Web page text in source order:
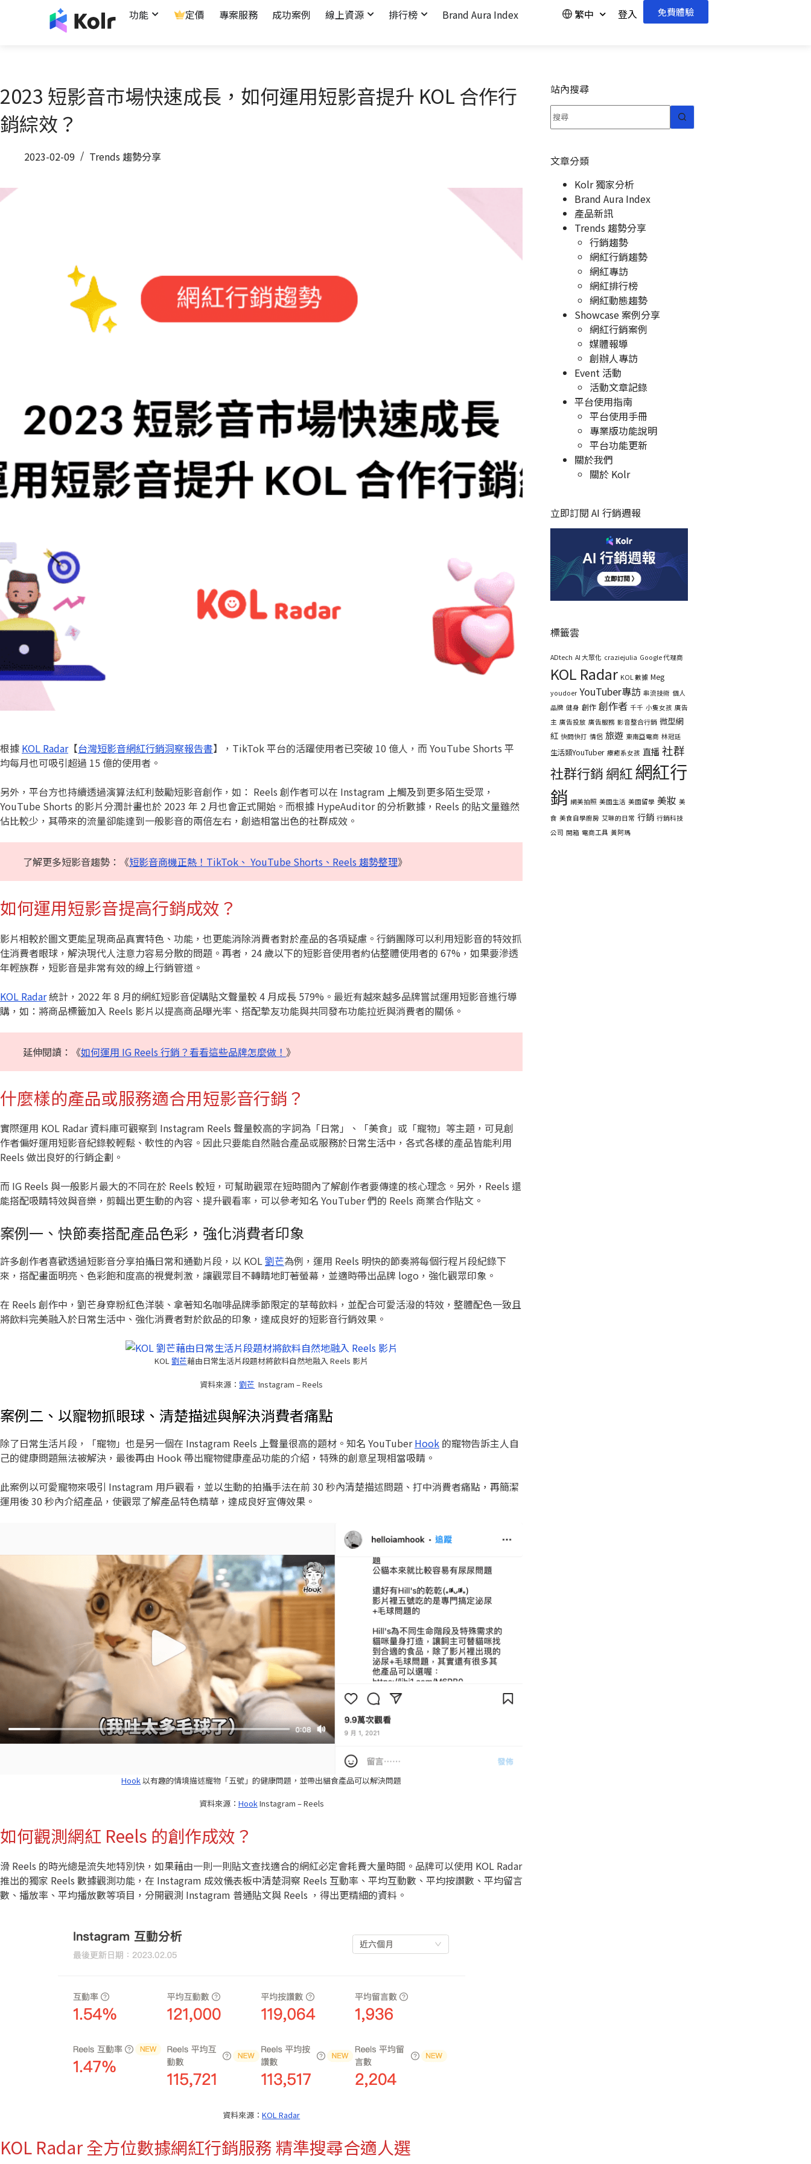
功能 定價 專案服務 成功案例 線上資源 排行榜 Brand Aura Index 繁中 登入 免費體驗
2023 短影音市場快速成長，如何運用短影音提升 KOL 合作行
銷綜效？
2023-02-09 Trends 趨勢分享
根據 KOL Radar【台灣短影音網紅行銷洞察報告書】，TikTok 平台的活躍使用者已突破 10 億人，而 YouTube Shorts 平
均每月也可吸引超過 15 億的使用者。
另外，平台方也持續透過演算法紅利鼓勵短影音創作，如： Reels 創作者可以在 Instagram 上觸及到更多陌生受眾，
YouTube Shorts 的影片分潤計畫也於 2023 年 2 月也會正式開始。而根據 HypeAuditor 的分析數據，Reels 的貼文量雖然
佔比較少，其帶來的流量卻能達到一般影音的兩倍左右，創造相當出色的社群成效。
了解更多短影音趨勢：《短影音商機正熱！TikTok、 YouTube Shorts、Reels 趨勢整理》
如何運用短影音提高行銷成效？
影片相較於圖文更能呈現商品真實特色、功能，也更能消除消費者對於產品的各項疑慮。行銷團隊可以利用短影音的特效抓
住消費者眼球，解決現代人注意力容易分散的問題。再者，24 歲以下的短影音使用者約佔整體使用者的 67%，如果要滲透
年輕族群，短影音是非常有效的線上行銷管道。
KOL Radar統計，2022 年 8 月的網紅短影音促購貼文聲量較 4 月成長 579%。最近有越來越多品牌嘗試運用短影音進行導
購，如：將商品標籤加入 Reels 影片以提高商品曝光率、搭配摯友功能與共同發布功能拉近與消費者的關係。
延伸閱讀：《如何運用 IG Reels 行銷？看看這些品牌怎麼做！ 》
什麼樣的產品或服務適合用短影音行銷？
實際運用 KOL Radar 資料庫可觀察到 Instagram Reels 聲量較高的字詞為「日常」、「美食」或「寵物」等主題，可見創
作者偏好運用短影音紀錄較輕鬆、軟性的內容。因此只要能自然融合產品或服務於日常生活中，各式各樣的產品皆能利用
Reels 做出良好的行銷企劃。
而 IG Reels 與一般影片最大的不同在於 Reels 較短，可幫助觀眾在短時間內了解創作者要傳達的核心理念。另外，Reels 還
能搭配吸睛特效與音樂，剪輯出更生動的內容、提升觀看率，可以參考知名 YouTuber 們的 Reels 商業合作貼文。
案例一、快節奏搭配產品色彩，強化消費者印象
許多創作者喜歡透過短影音分享拍攝日常和通勤片段，以 KOL劉芒為例，運用 Reels 明快的節奏將每個行程片段紀錄下
來，搭配畫面明亮、色彩飽和度高的視覺刺激，讓觀眾目不轉睛地盯著螢幕，並適時帶出品牌 logo，強化觀眾印象。
在 Reels 創作中，劉芒身穿粉紅色洋裝、拿著知名咖啡品牌季節限定的草莓飲料，並配合可愛活潑的特效，整體配色一致且
將飲料完美融入於日常生活中、強化消費者對於飲品的印象，達成良好的短影音行銷效果。
KOL劉芒藉由日常生活片段題材將飲料自然地融入 Reels 影片
資料來源：劉芒 Instagram – Reels
案例二、以寵物抓眼球、清楚描述與解決消費者痛點
除了日常生活片段，「寵物」也是另一個在 Instagram Reels 上聲量很高的題材。知名 YouTuberHook 的寵物告訴主人自
己的健康問題無法被解決，最後再由 Hook 帶出寵物健康產品功能的介紹，特殊的創意呈現相當吸睛。
此案例以可愛寵物來吸引 Instagram 用戶觀看，並以生動的拍攝手法在前 30 秒內清楚描述問題、打中消費者痛點，再簡潔
運用後 30 秒內介紹產品，使觀眾了解產品特色精華，達成良好宣傳效果。
Hook 以有趣的情境描述寵物「五號」的健康問題，並帶出貓食產品可以解決問題
資料來源： HookInstagram – Reels
如何觀測網紅 Reels 的創作成效？
滑 Reels 的時光總是流失地特別快，如果藉由一則一則貼文查找適合的網紅必定會耗費大量時間。品牌可以使用 KOL Radar
推出的獨家 Reels 數據觀測功能，在 Instagram 成效儀表板中清楚洞察 Reels 互動率、平均互動數、平均按讚數、平均留言
數、播放率、平均播放數等項目，分開觀測 Instagram 普通貼文與 Reels ，得出更精細的資料。
資料來源：KOL Radar
KOL Radar 全方位數據網紅行銷服務 精準搜尋合適人選
站內搜尋
文章分類
Kolr 獨家分析
Brand Aura Index
產品新訊
Trends 趨勢分享
行銷趨勢
網紅行銷趨勢
網紅專訪
網紅排行榜
網紅動態趨勢
Showcase 案例分享
網紅行銷案例
媒體報導
創辦人專訪
Event 活動
活動文章記錄
平台使用指南
平台使用手冊
專業版功能說明
平台功能更新
關於我們
關於 Kolr
立即訂閱 AI 行銷週報
標籤雲
ADtech AI 大眾化 craziejulia Google 代理商
KOL Radar KOL 數據 Meg
youdoer YouTuber專訪 串流技術 個人
品牌 健身 創作 創作者 千千 小隻女孩 廣告
主 廣告投放 廣告服務 影音整合行銷 微型網
紅 快問快打 情侶 旅遊 東南亞電商 林冠廷
生活類YouTuber 療癒系女孩 直播 社群
社群行銷網紅網紅行
銷 網美拍照 美國生活 美國留學 美妝 美
食 美食自學廚房 艾琳的日常 行銷 行銷科技
公司 開箱 電商工具 黃阿瑪